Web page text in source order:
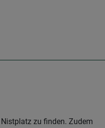
zu finden. Zudem